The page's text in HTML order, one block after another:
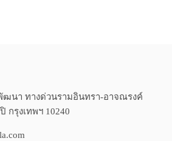
ฒนา ทางด่วนรามอินทรา-อาจณรงค์
กรุงเทพฯ 10240